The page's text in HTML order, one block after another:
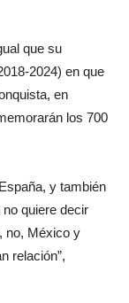
que su
2024) en que
en
los 700
y también
quiere decir
no, México y
relación”,